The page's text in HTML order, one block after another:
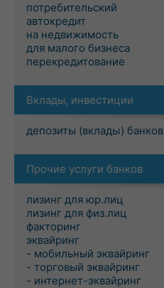
потребительский
автокредит
на недвижимость
для малого бизнеса
перекредитование
Вклады, инвестиции
депозиты (вклады) банков
Прочие услуги банков
лизинг для юр.лиц
лизинг для физ.лиц
факторинг
эквайринг
- мобильный эквайринг
- торговый эквайринг
- интернет-эквайринг